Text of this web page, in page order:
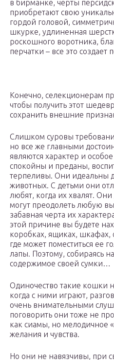
в бирманке, черты
приобретают свою
гордой головой,
шкурке, удлиненная
роскошного воротника,
перчатки – все это
Конечно, селекционерам
чтобы получить этот
сохранить внешние
Слишком суровы
но все же главными
являются характер и
спокойны и преданы,
терпеливы. Они идеальны
животных. С детьми они
любят, когда их хвалят.
могут преодолеть любую
забавная черта их
этой причине вы будете
коробках, ящиках, шкафах,
где может поместиться ее
лапы. Поэтому, собираясь
содержимое своей сумки…
Одиночество такие кошки
когда с ними играют,
очень внимательными
поговорить они тоже не
как сиамы, но мелодичное
желания и чувства.
Но они не навязчивы, при